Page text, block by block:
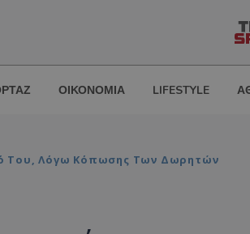
ΟΙΚΟΝΟΜΙΑ LIFESTYLE
Του, Λόγω Κόπωσης Των Δωρητών